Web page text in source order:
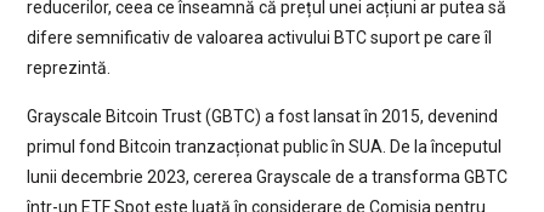
reducerilor, ceea ce înseamnă că prețul unei acțiuni ar putea să
difere semnificativ de valoarea activului BTC suport pe care îl
reprezintă.
Grayscale Bitcoin Trust (GBTC) a fost lansat în 2015, devenind
primul fond Bitcoin tranzacționat public în SUA. De la începutul
lunii decembrie 2023, cererea Grayscale de a transforma GBTC
într-un ETF Spot este luată în considerare de Comisia pentru